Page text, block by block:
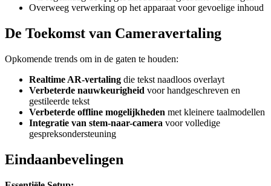
Overweeg verwerking op het apparaat voor gevoelige inhoud
De Toekomst van Cameravertaling
Opkomende trends om in de gaten te houden:
Realtime AR-vertaling die tekst naadloos overlayt
Verbeterde nauwkeurigheid voor handgeschreven en
gestileerde tekst
Verbeterde offline mogelijkheden met kleinere taalmodellen
Integratie van stem-naar-camera voor volledige
gespreksondersteuning
Eindaanbevelingen